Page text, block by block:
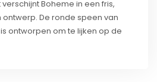
Boheme in een fris,
De ronde speen van
ontworpen om te lijken op de